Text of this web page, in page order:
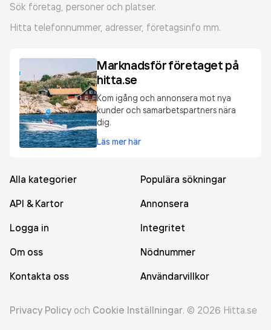
Sök företag, personer och platser.
Hitta telefonnummer, adresser, företagsinfo mm.
Marknadsför företaget på
hitta.se
Kom igång och annonsera mot nya
kunder och samarbetspartners nära
dig.
Läs mer här
Alla kategorier
Populära sökningar
API & Kartor
Annonsera
Logga in
Integritet
Om oss
Nödnummer
Kontakta oss
Användarvillkor
Privacy Policy och Cookie Inställningar. © 2026 Hitta.se